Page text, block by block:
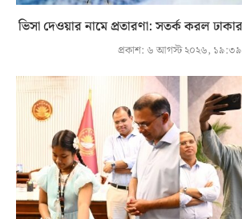
ভিসা দেওয়ার নামে প্রতারণা: সতর্ক করল
প্রকাশ: ৬ আগস্ট ২০২৬, ১৯:৩৯